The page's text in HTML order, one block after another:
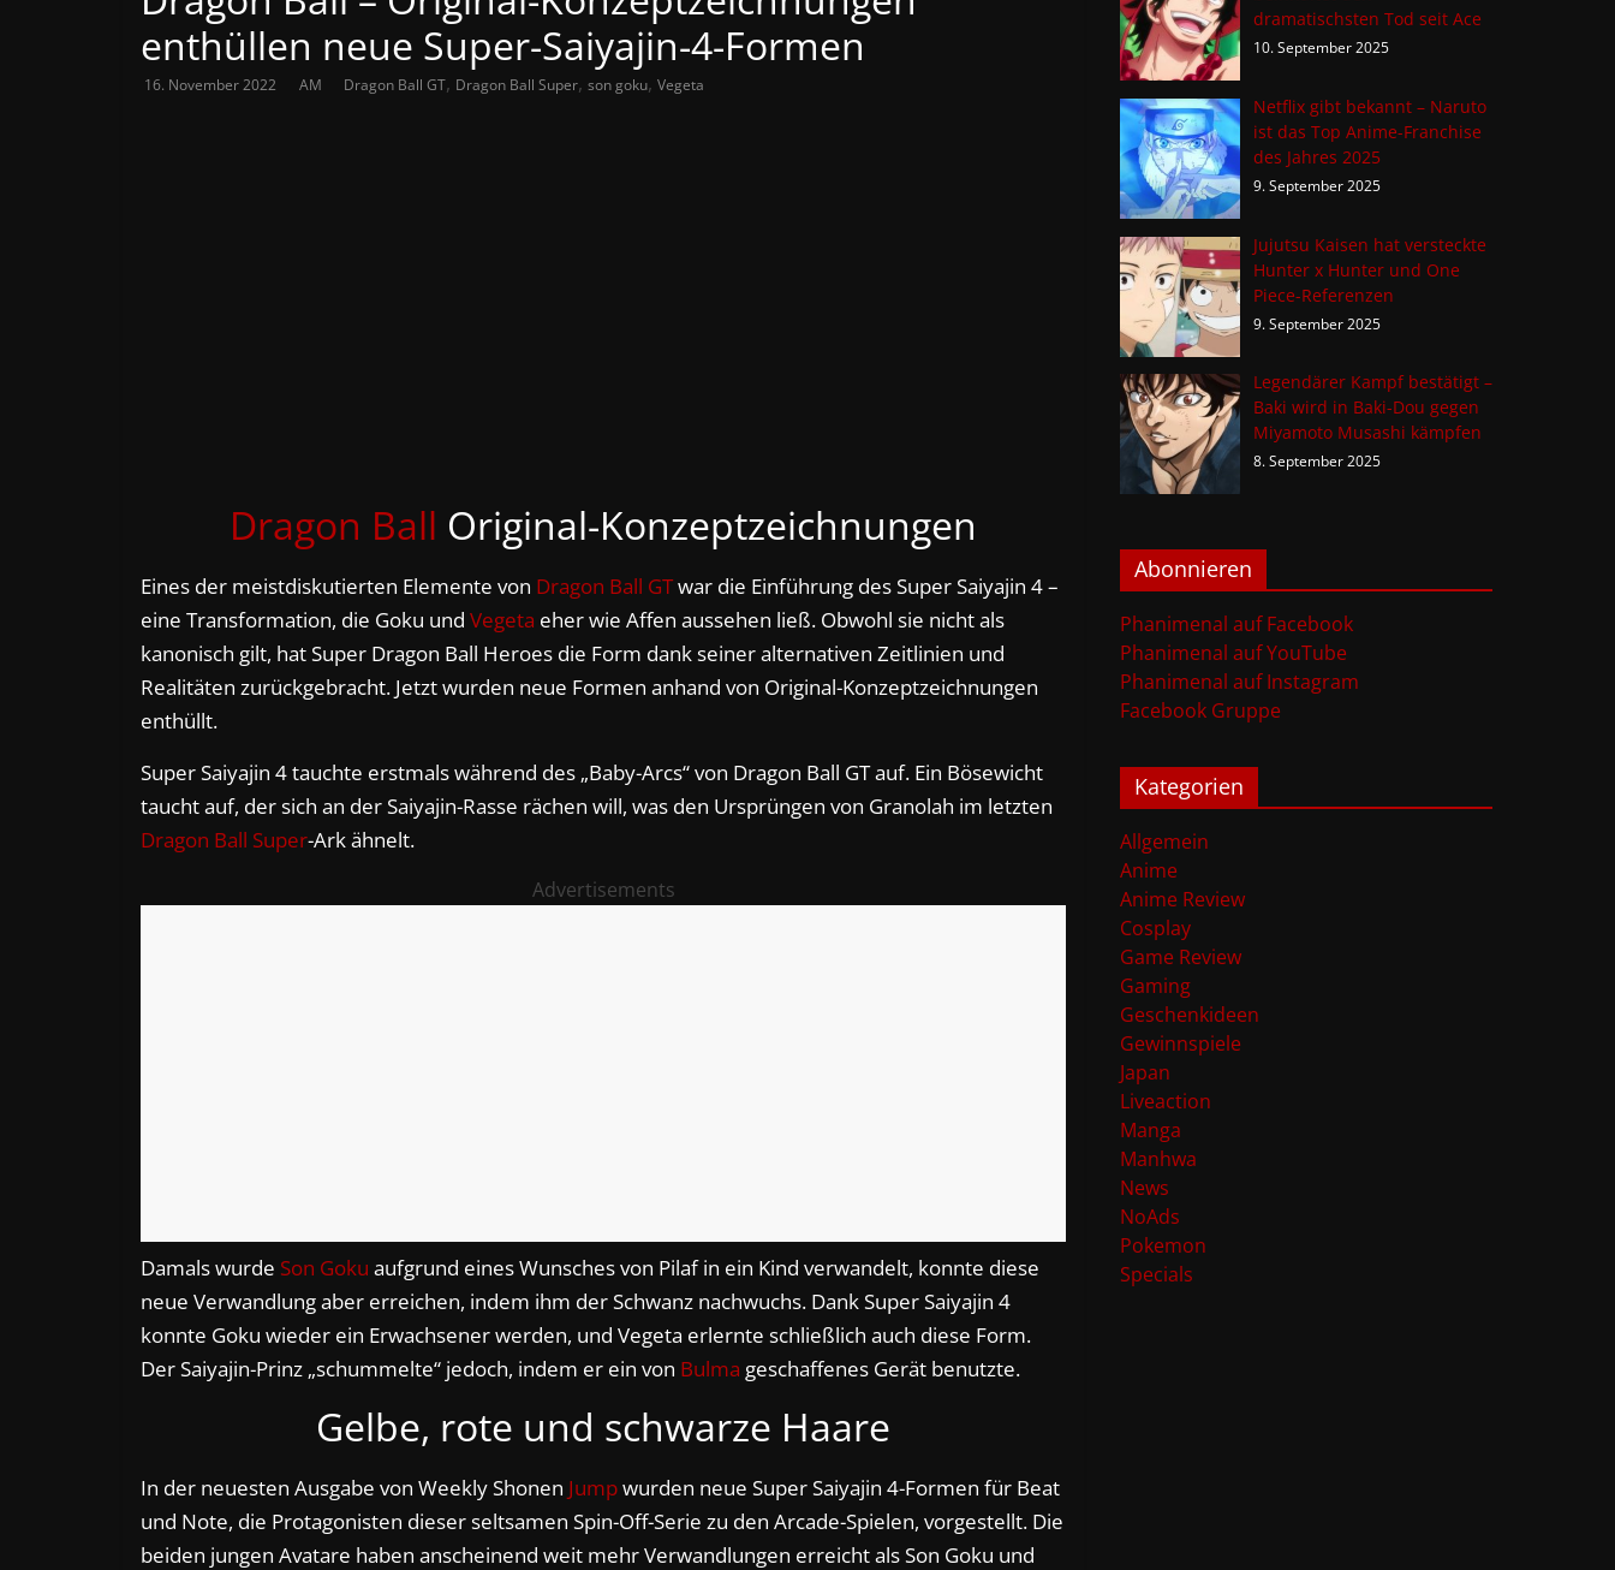
enthüllen neue Super-Saiyajin-4-Formen
16. November 2022 AM Dragon Ball GT, Dragon Ball Super, son goku, Vegeta
Dragon Ball Original-Konzeptzeichnungen
Eines der meistdiskutierten Elemente von Dragon Ball GTwar die Einführung des Super Saiyajin 4 –
eine Transformation, die Goku und Vegeta eher wie Affen aussehen ließ. Obwohl sie nicht als
kanonisch gilt, hat Super Dragon Ball Heroes die Form dank seiner alternativen Zeitlinien und
Realitäten zurückgebracht. Jetzt wurden neue Formen anhand von Original-Konzeptzeichnungen
enthüllt.
Super Saiyajin 4 tauchte erstmals während des „Baby-Arcs“ von Dragon Ball GT auf. Ein Bösewicht
taucht auf, der sich an der Saiyajin-Rasse rächen will, was den Ursprüngen von Granolah im letzten
Dragon Ball Super-Ark ähnelt.
Advertisements
Damals wurde Son Goku aufgrund eines Wunsches von Pilaf in ein Kind verwandelt, konnte diese
neue Verwandlung aber erreichen, indem ihm der Schwanz nachwuchs. Dank Super Saiyajin 4
konnte Goku wieder ein Erwachsener werden, und Vegeta erlernte schließlich auch diese Form.
Der Saiyajin-Prinz „schummelte“ jedoch, indem er ein von Bulma geschaffenes Gerät benutzte.
Gelbe, rote und schwarze Haare
In der neuesten Ausgabe von Weekly Shonen Jumpwurden neue Super Saiyajin 4-Formen für Beat
und Note, die Protagonisten dieser seltsamen Spin-Off-Serie zu den Arcade-Spielen, vorgestellt. Die
beiden jungen Avatare haben anscheinend weit mehr Verwandlungen erreicht als Son Goku und
dramatischsten Tod seit Ace
10. September 2025
Netflix gibt bekannt – Naruto
ist das Top Anime-Franchise
des Jahres 2025
9. September 2025
Jujutsu Kaisen hat versteckte
Hunter x Hunter und One
Piece-Referenzen
9. September 2025
Legendärer Kampf bestätigt –
Baki wird in Baki-Dou gegen
Miyamoto Musashi kämpfen
8. September 2025
Abonnieren
Phanimenal auf Facebook
Phanimenal auf YouTube
Phanimenal auf Instagram
Facebook Gruppe
Kategorien
Allgemein
Anime
Anime Review
Cosplay
Game Review
Gaming
Geschenkideen
Gewinnspiele
Japan
Liveaction
Manga
Manhwa
News
NoAds
Pokemon
Specials